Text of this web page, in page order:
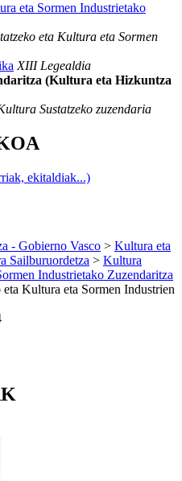
eta Sormen Industrietako
eta Kultura eta Sormen
XIII Legealdia
(Kultura eta Hizkuntza
Sustatzeko zuzendaria
ekitaldiak...)
- Gobierno Vasco > Kultura eta
Sailburuordetza > Kultura
Industrietako Zuzendaritza
Kultura eta Sormen Industrien